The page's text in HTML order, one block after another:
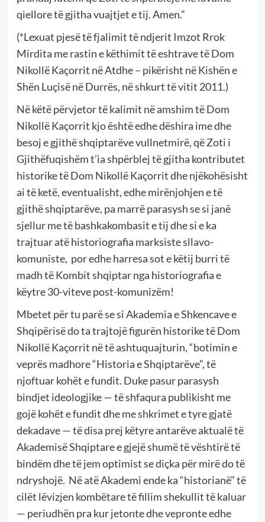
qiellore të gjitha vuajtjet e tij. Amen.”
(*Lexuat pjesë të fjalimit të ndjerit Imzot Rrok
Mirdita me rastin e këthimit të eshtrave të Dom
Nikollë Kaçorrit në Atdhe – pikërisht në Kishën e
Shën Luçisë në Durrës, në shkurt të vitit 2011.)
Në këtë përvjetor të kalimit në amshim të Dom
Nikollë Kaçorrit kjo është edhe dëshira ime dhe
besoj e gjithë shqiptarëve vullnetmirë, që Zoti i
Gjithëfuqishëm t’ia shpërblej të gjitha kontributet
historike të Dom Nikollë Kaçorrit dhe njëkohësisht
ai të ketë, eventualisht, edhe mirënjohjen e të
gjithë shqiptarëve, pa marrë parasysh se si janë
sjellur me të bashkakombasit e tij dhe si e ka
trajtuar atë historiografia marksiste sllavo-
komuniste, por edhe harresa sot e këtij burri të
madh të Kombit shqiptar nga historiografia e
këytre 30-viteve post-komunizëm!
Mbetet për tu parë se si Akademia e Shkencave e
Shqipërisë do ta trajtojë figurën historike të Dom
Nikollë Kaçorrit në të ashtuquajturin, “botimin e
veprës madhore “Historia e Shqiptarëve”, të
njoftuar kohët e fundit. Duke pasur parasysh
bindjet ideologjike — të shfaqura publikisht me
gojë kohët e fundit dhe me shkrimet e tyre gjatë
dekadave — të disa prej këtyre antarëve aktualë të
Akademisë Shqiptare e gjejë shumë të vështirë të
bindëm dhe të jem optimist se diçka për mirë do të
ndryshojë. Në atë Akademi ende ka “historianë” të
cilët lëvizjen kombëtare të fillim shekullit të kaluar
— periudhën pra kur jetonte dhe vepronte edhe